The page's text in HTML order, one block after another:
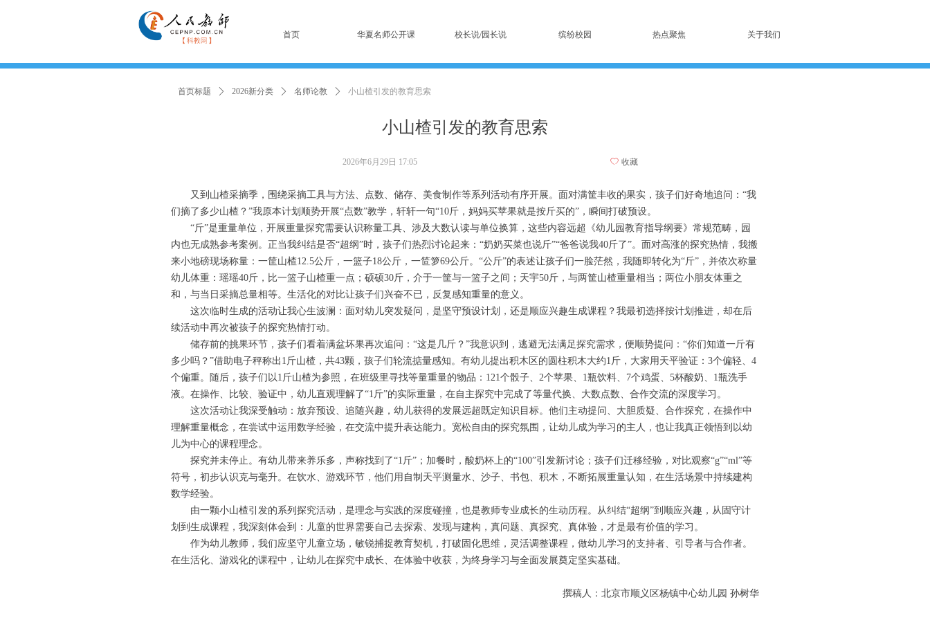
首页 华夏名师公开课 校长说/园长说 缤纷校园 热点聚焦 关于我们
小山楂引发的教育思索
首页标题 ꄲ 2026新分类 ꄲ 名师论教 ꄲ 小山楂引发的教育思索
又到山楂采摘季，围绕采摘工具与方法、点数、储存、美食制作等系列活动有序开展。面对满筐丰收的果实，孩子们好奇地追问：“我
们摘了多少山楂？”我原本计划顺势开展“点数”教学，轩轩一句“10斤，妈妈买苹果就是按斤买的”，瞬间打破预设。
“斤”是重量单位，开展重量探究需要认识称量工具、涉及大数认读与单位换算，这些内容远超《幼儿园教育指导纲要》常规范畴，园
内也无成熟参考案例。正当我纠结是否“超纲”时，孩子们热烈讨论起来：“奶奶买菜也说斤”“爸爸说我40斤了”。面对高涨的探究热情，我搬
来小地磅现场称量：一筐山楂12.5公斤，一篮子18公斤，一笸箩69公斤。“公斤”的表述让孩子们一脸茫然，我随即转化为“斤”，并依次称量
幼儿体重：瑶瑶40斤，比一篮子山楂重一点；硕硕30斤，介于一筐与一篮子之间；天宇50斤，与两筐山楂重量相当；两位小朋友体重之
和，与当日采摘总量相等。生活化的对比让孩子们兴奋不已，反复感知重量的意义。
这次临时生成的活动让我心生波澜：面对幼儿突发疑问，是坚守预设计划，还是顺应兴趣生成课程？我最初选择按计划推进，却在后
续活动中再次被孩子的探究热情打动。
储存前的挑果环节，孩子们看着满盆坏果再次追问：“这是几斤？”我意识到，逃避无法满足探究需求，便顺势提问：“你们知道一斤有
多少吗？”借助电子秤称出1斤山楂，共43颗，孩子们轮流掂量感知。有幼儿提出积木区的圆柱积木大约1斤，大家用天平验证：3个偏轻、4
个偏重。随后，孩子们以1斤山楂为参照，在班级里寻找等量重量的物品：121个骰子、2个苹果、1瓶饮料、7个鸡蛋、5杯酸奶、1瓶洗手
液。在操作、比较、验证中，幼儿直观理解了“1斤”的实际重量，在自主探究中完成了等量代换、大数点数、合作交流的深度学习。
这次活动让我深受触动：放弃预设、追随兴趣，幼儿获得的发展远超既定知识目标。他们主动提问、大胆质疑、合作探究，在操作中
理解重量概念，在尝试中运用数学经验，在交流中提升表达能力。宽松自由的探究氛围，让幼儿成为学习的主人，也让我真正领悟到以幼
儿为中心的课程理念。
探究并未停止。有幼儿带来养乐多，声称找到了“1斤”；加餐时，酸奶杯上的“100”引发新讨论；孩子们迁移经验，对比观察“g”“ml”等
符号，初步认识克与毫升。在饮水、游戏环节，他们用自制天平测量水、沙子、书包、积木，不断拓展重量认知，在生活场景中持续建构
数学经验。
由一颗小山楂引发的系列探究活动，是理念与实践的深度碰撞，也是教师专业成长的生动历程。从纠结“超纲”到顺应兴趣，从固守计
划到生成课程，我深刻体会到：儿童的世界需要自己去探索、发现与建构，真问题、真探究、真体验，才是最有价值的学习。
作为幼儿教师，我们应坚守儿童立场，敏锐捕捉教育契机，打破固化思维，灵活调整课程，做幼儿学习的支持者、引导者与合作者。
在生活化、游戏化的课程中，让幼儿在探究中成长、在体验中收获，为终身学习与全面发展奠定坚实基础。
撰稿人：北京市顺义区杨镇中心幼儿园 孙树华
2026年6月29日 17:05 ꄀ 收藏